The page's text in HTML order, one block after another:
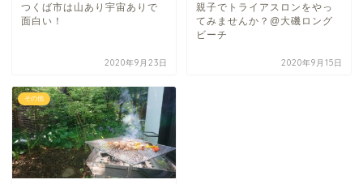
つくば市は山あり宇宙ありで
面白い！
2020年9月23日
親子でトライアスロンをやっ
てみませんか？@大磯ロング
ビーチ
2020年9月15日
その他